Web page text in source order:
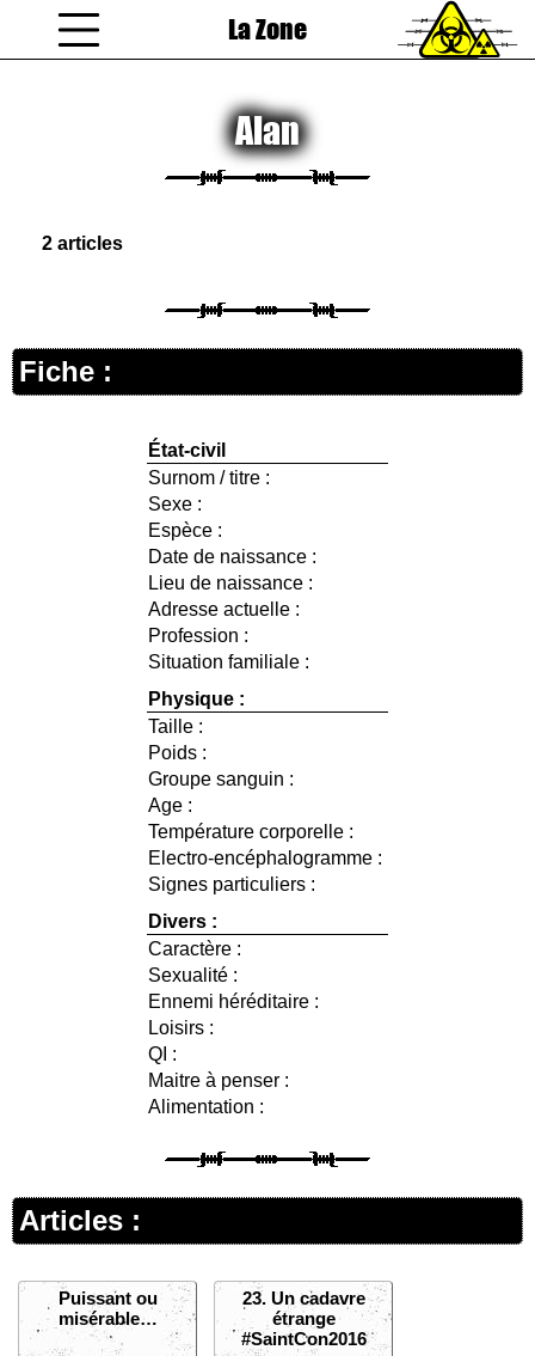
La Zone
Alan
2 articles
Fiche :
État-civil
Surnom / titre :
Sexe :
Espèce :
Date de naissance :
Lieu de naissance :
Adresse actuelle :
Profession :
Situation familiale :
Physique :
Taille :
Poids :
Groupe sanguin :
Age :
Température corporelle :
Electro-encéphalogramme :
Signes particuliers :
Divers :
Caractère :
Sexualité :
Ennemi héréditaire :
Loisirs :
QI :
Maitre à penser :
Alimentation :
Articles :
Puissant ou
misérable…
23. Un cadavre
étrange
#SaintCon2016